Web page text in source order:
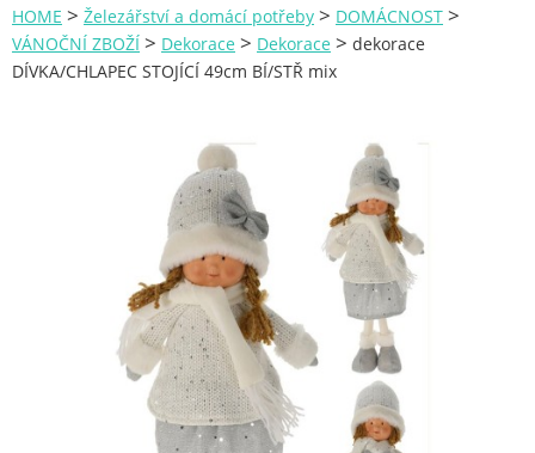
Žebříky a schůdky
Stavební míchačky
NÁBYTEK - spojovací materiál a příslušenství
Ploty a pletiva
Úložné boxy na nářadí
Ochranné pomůcky
Keramické brusivo
Flex. kotouče
HOME > Železářství a domácí potřeby > DOMÁCNOST >
VÁNOČNÍ ZBOŽÍ > Dekorace > Dekorace > dekorace
DÍVKA/CHLAPEC STOJÍCÍ 49cm BÍ/STŘ mix